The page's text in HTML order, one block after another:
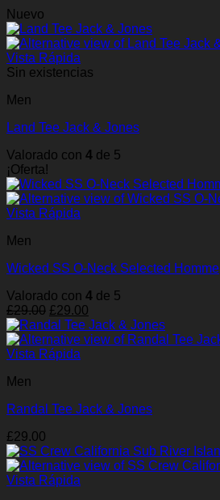
Nuevo
Vista Rápida
Sin existencias
Men
Land Tee Jack & Jones
Valorado con 4 de 5
¡Oferta!
Vista Rápida
Men
Wicked SS O-Neck Selected Homme
Valorado con 4 de 5
£29.00 El
precio
original
era:
£29.00
precio
actual
Vista Rápida
Men
Randal Tee Jack & Jones
£29.00
Vista Rápida